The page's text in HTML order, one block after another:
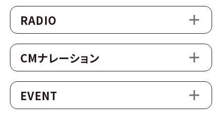
RADIO
CMナレーション
EVENT